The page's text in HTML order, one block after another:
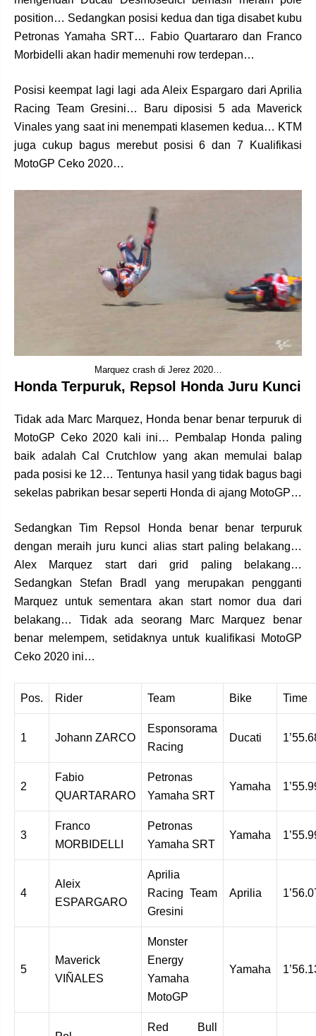
position… Sedangkan posisi kedua dan tiga disabet kubu
Petronas Yamaha SRT… Fabio Quartararo dan Franco
Morbidelli akan hadir memenuhi row terdepan…
Posisi keempat lagi lagi ada Aleix Espargaro dari Aprilia
Racing Team Gresini… Baru diposisi 5 ada Maverick
Vinales yang saat ini menempati klasemen kedua… KTM
juga cukup bagus merebut posisi 6 dan 7 Kualifikasi
MotoGP Ceko 2020…
Marquez crash di Jerez 2020…
Honda Terpuruk, Repsol Honda Juru Kunci
Tidak ada Marc Marquez, Honda benar benar terpuruk di
MotoGP Ceko 2020 kali ini… Pembalap Honda paling
baik adalah Cal Crutchlow yang akan memulai balap
pada posisi ke 12… Tentunya hasil yang tidak bagus bagi
sekelas pabrikan besar seperti Honda di ajang MotoGP…
Sedangkan Tim Repsol Honda benar benar terpuruk
dengan meraih juru kunci alias start paling belakang…
Alex Marquez start dari grid paling belakang…
Sedangkan Stefan Bradl yang merupakan pengganti
Marquez untuk sementara akan start nomor dua dari
belakang… Tidak ada seorang Marc Marquez benar
benar melempem, setidaknya untuk kualifikasi MotoGP
Ceko 2020 ini…
Pos. Rider Team Bike Time
1 Johann ZARCO
Esponsorama
Racing
Ducati
2
Fabio
QUARTARARO
Petronas
Yamaha SRT
Yamaha
3
Franco
MORBIDELLI
Petronas
Yamaha SRT
Yamaha
4
Aleix
ESPARGARO
Aprilia
Racing Team
Gresini
Aprilia
5
Maverick
VIÑALES
Monster
Energy
Yamaha
MotoGP
Yamaha
Red Bull